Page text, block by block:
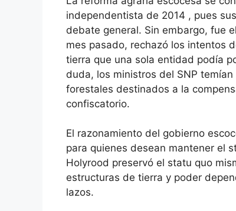
independentista de 2014 , pues
debate general. Sin embargo, fue
mes pasado, rechazó los intentos
tierra que una sola entidad podía
duda, los ministros del SNP
forestales destinados a la
confiscatorio.
El razonamiento del gobierno
para quienes desean mantener el
Holyrood preservó el statu quo
estructuras de tierra y poder
lazos.